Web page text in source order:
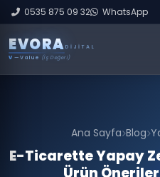
0535 875 09 32 WhatsApp
EVORA DIJITAL
V — Value (İş Değeri)
Ana Sayfa Blog
E-Ticarette Yapay
Ürün